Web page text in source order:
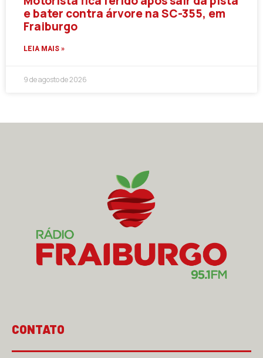
e bater contra árvore na SC-355, em
Fraiburgo
LEIA MAIS »
9 de agosto de 2026
CONTATO